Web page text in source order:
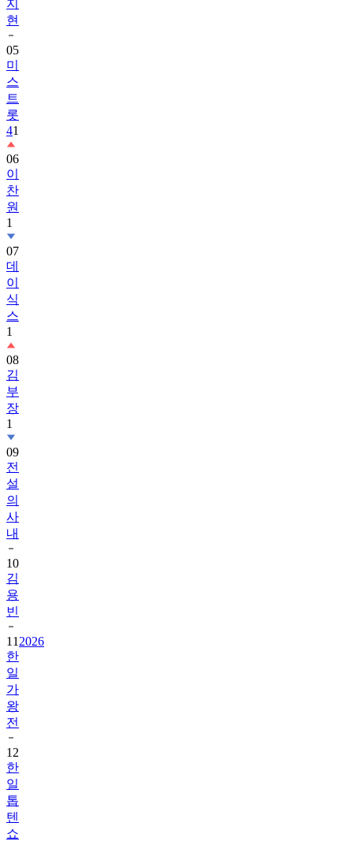
지
현
05
미
스
트
롯
41
06
이
찬
원
1
07
데
이
식
스
1
08
김
부
장
1
09
전
설
의
사
내
10
김
용
빈
11 2026
한
일
가
왕
전
12
한
일
톱
텐
쇼